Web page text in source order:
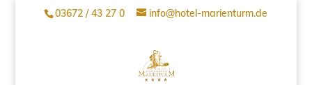
03672 / 43 27 0 info@hotel-marienturm.de